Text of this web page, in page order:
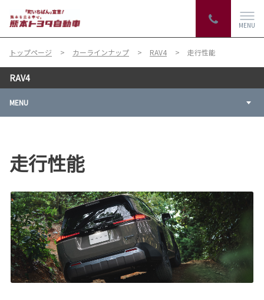
MENU
トップページ カーラインナップ RAV4 走行性能
RAV4
MENU
走行性能